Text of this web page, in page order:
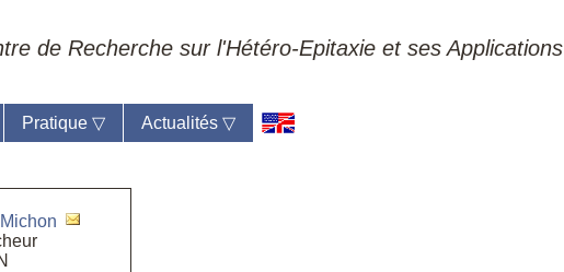
de Recherche sur l'Hétéro-Epitaxie et ses Applications
Pratique ▽ Actualités ▽
: